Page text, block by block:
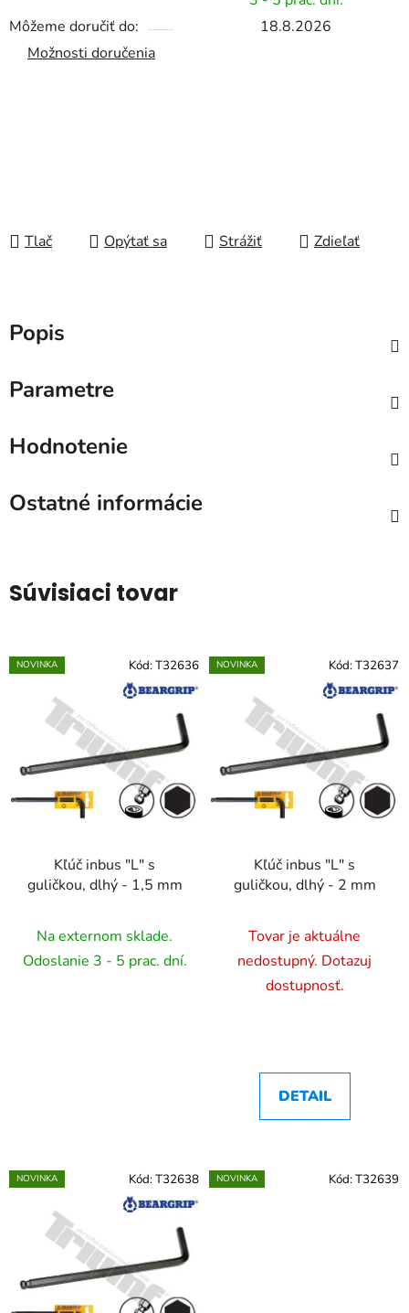
Môžeme doručiť do:
18.8.2026
Možnosti doručenia
Tlač Opýtať sa Strážiť Zdieľať
Popis
Parametre
Hodnotenie
Ostatné informácie
Súvisiaci tovar
NOVINKA
Kľúč inbus "L" s
guličkou, dlhý - 1,5 mm
Na externom sklade.
Odoslanie 3 - 5 prac. dní.
Kód:T32636 NOVINKA
Kľúč inbus "L" s
guličkou, dlhý - 2 mm
Tovar je aktuálne
nedostupný. Dotazuj
dostupnosť.
DETAIL
Kód:T32637
NOVINKA Kód:T32638 NOVINKA Kód:T32639